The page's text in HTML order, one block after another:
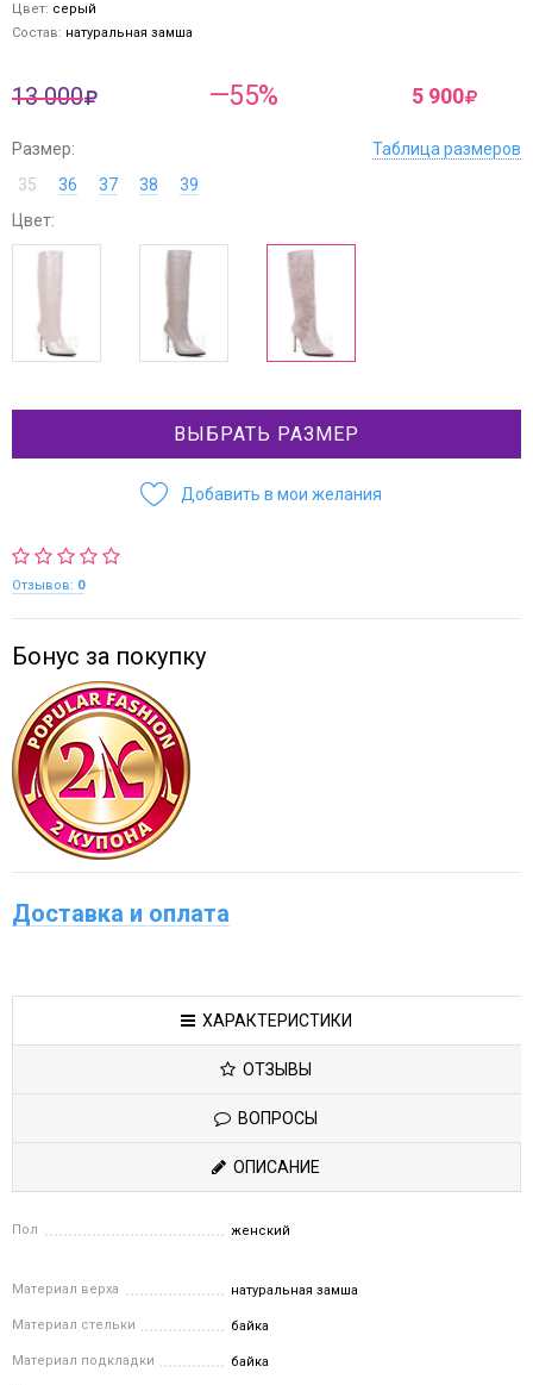
Цвет: серый
Состав: натуральная замша
13 000 —55% 5 900
Размер:
Таблица размеров
35
36 37 38
39
Цвет:
ВЫБРАТЬ РАЗМЕР
Добавить в мои желания
Отзывов: 0
Бонус за покупку
Доставка и оплата
ХАРАКТЕРИСТИКИ
ОТЗЫВЫ
ВОПРОСЫ
ОПИСАНИЕ
Пол женский
Материал верха натуральная замша
Материал стельки байка
Материал подкладки байка